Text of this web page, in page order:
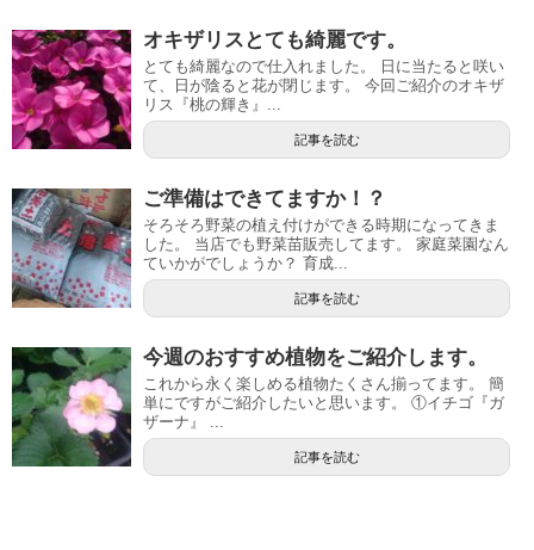
オキザリスとても綺麗です。
とても綺麗なので仕入れました。 日に当たると咲い
て、日が陰ると花が閉じます。 今回ご紹介のオキザ
リス『桃の輝き』...
記事を読む
ご準備はできてますか！？
そろそろ野菜の植え付けができる時期になってきま
した。 当店でも野菜苗販売してます。 家庭菜園なん
ていかがでしょうか？ 育成...
記事を読む
今週のおすすめ植物をご紹介します。
これから永く楽しめる植物たくさん揃ってます。 簡
単にですがご紹介したいと思います。 ①イチゴ『ガ
ザーナ』 ...
記事を読む